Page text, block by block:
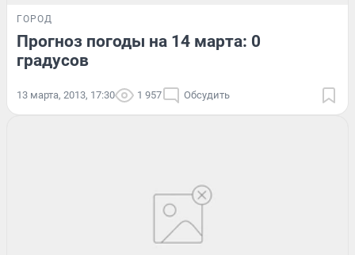
ГОРОД
Прогноз погоды на 14 марта: 0
градусов
13 марта, 2013, 17:30 1 957 Обсудить